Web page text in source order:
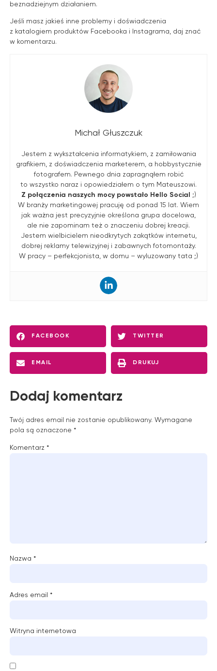
beznadziejnym działaniem.
Jeśli masz jakieś inne problemy i doświadczenia
z katalogiem produktów Facebooka i Instagrama, daj znać
w komentarzu.
Michał Głuszczuk
Jestem z wykształcenia informatykiem, z zamiłowania
grafikiem, z doświadczenia marketerem, a hobbystycznie
fotografem. Pewnego dnia zapragnąłem robić
to wszystko naraz i opowiedziałem o tym Mateuszowi.
Z połączenia naszych mocy powstało Hello Social
;)
W branży marketingowej pracuję od ponad 15 lat. Wiem
jak ważna jest precyzyjnie określona grupa docelowa,
ale nie zapominam też o znaczeniu dobrej kreacji.
Jestem wielbicielem nieodkrytych zakątków internetu,
dobrej reklamy telewizyjnej i zabawnych fotomontaży.
W pracy – perfekcjonista, w domu – wyluzowany tata ;)
FACEBOOK TWITTER
EMAIL DRUKUJ
Dodaj komentarz
Twój adres email nie zostanie opublikowany. Wymagane
pola są oznaczone *
Komentarz *
Nazwa *
Adres email *
Witryna internetowa